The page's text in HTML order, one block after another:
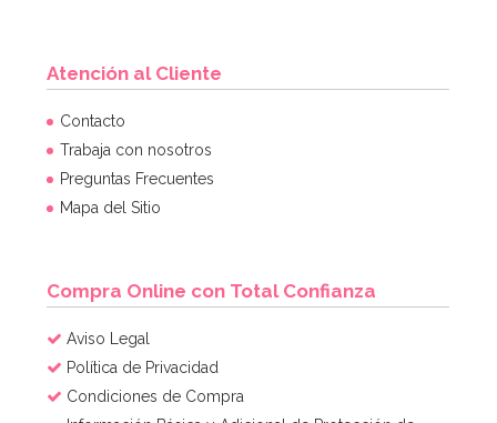
Atención al Cliente
Contacto
Trabaja con nosotros
Preguntas Frecuentes
Mapa del Sitio
Compra Online con Total Confianza
Aviso Legal
Política de Privacidad
Condiciones de Compra